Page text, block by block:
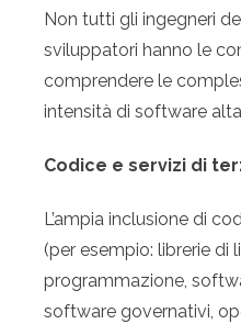
Non tutti gli ingegneri
sviluppatori hanno le
comprendere le
intensità di software
Codice e servizi di
L’ampia inclusione di
(per esempio: librerie di
programmazione,
software governativi,